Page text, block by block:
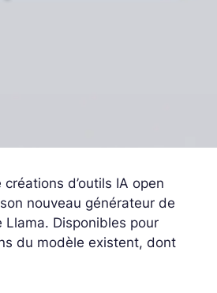
d’outils IA open
nouveau générateur de
Disponibles pour
du modèle existent, dont